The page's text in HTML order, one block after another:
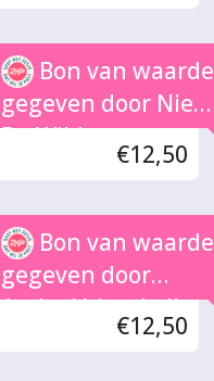
Bon van waarde
gegeven door Niels
De Wild
€12,50
Bon van waarde
gegeven door
Andre Vriezekolk
€12,50